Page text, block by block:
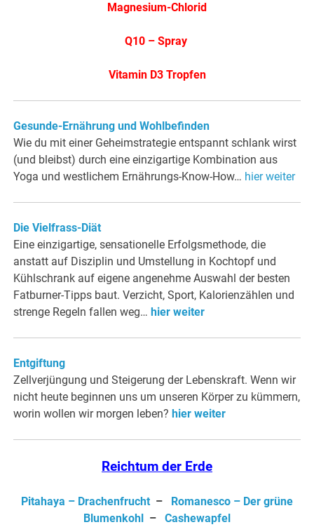
Magnesium-Chlorid
Q10 – Spray
Vitamin D3 Tropfen
Gesunde-Ernährung und Wohlbefinden
Wie du mit einer Geheimstrategie entspannt schlank wirst
(und bleibst) durch eine einzigartige Kombination aus
Yoga und westlichem Ernährungs-Know-How… hier weiter
Die Vielfrass-Diät
Eine einzigartige, sensationelle Erfolgsmethode, die
anstatt auf Disziplin und Umstellung in Kochtopf und
Kühlschrank auf eigene angenehme Auswahl der besten
Fatburner-Tipps baut. Verzicht, Sport, Kalorienzählen und
strenge Regeln fallen weg… hier weiter
Entgiftung
Zellverjüngung und Steigerung der Lebenskraft. Wenn wir
nicht heute beginnen uns um unseren Körper zu kümmern,
worin wollen wir morgen leben? hier weiter
Reichtum der Erde
Pitahaya – Drachenfrucht –
Romanesco – Der grüne
Blumenkohl
– Cashewapfel